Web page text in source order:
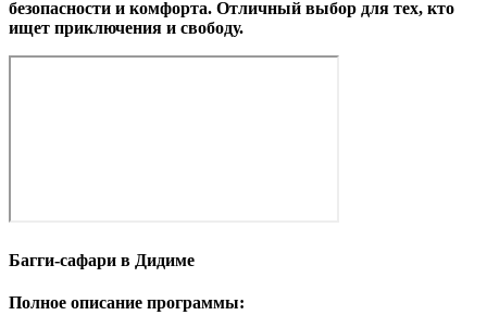
безопасности и комфорта. Отличный выбор для тех, кто
ищет приключения и свободу.
Багги-сафари в Дидиме
Полное описание программы: